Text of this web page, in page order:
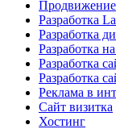
Продвижение
Разработка
Разработка
Разработка
Разработка
Разработка
Реклама в
Сайт визитка
Хостинг